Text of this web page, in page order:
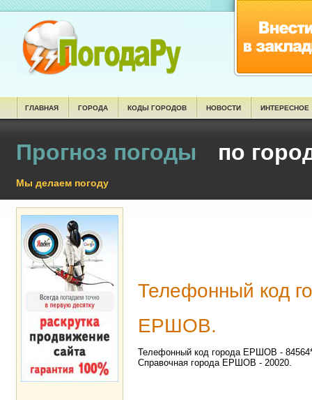
ГЛАВНАЯ ГОРОДА КОДЫ ГОРОДОВ НОВОСТИ ИНТЕРЕСНОЕ
Прогноз погоды по
Мы делаем погоду
Телефонный код
ЕРШОВ.
Телефонный код города ЕРШОВ -
Справочная города ЕРШОВ - 20020.